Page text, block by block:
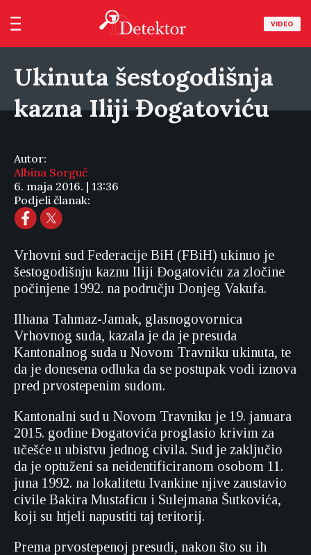
VIDEO
Ukinuta šestogodišnja
kazna Iliji Đogatoviću
Autor:
Albina Sorguč
6. maja 2016. | 13:36
Podjeli članak:
Vrhovni sud Federacije BiH (FBiH) ukinuo je
šestogodišnju kaznu Iliji Đogatoviću za zločine
počinjene 1992. na području Donjeg Vakufa.
Ilhana Tahmaz-Jamak, glasnogovornica
Vrhovnog suda, kazala je da je presuda
Kantonalnog suda u Novom Travniku ukinuta, te
da je donesena odluka da se postupak vodi iznova
pred prvostepenim sudom.
Kantonalni sud u Novom Travniku je 19. januara
2015. godine Đogatovića proglasio krivim za
učešće u ubistvu jednog civila. Sud je zaključio
da je optuženi sa neidentificiranom osobom 11.
juna 1992. na lokalitetu Ivankine njive zaustavio
civile Bakira Mustaficu i Sulejmana Šutkovića,
koji su htjeli napustiti taj teritorij.
Prema prvostepenoj presudi, nakon što su ih